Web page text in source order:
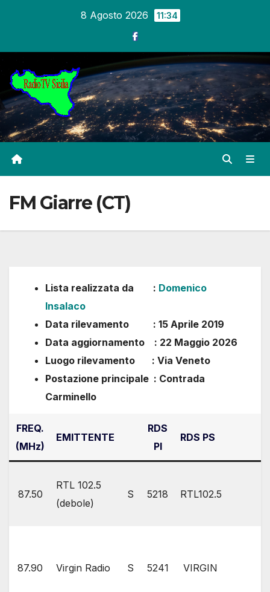
8 Agosto 2026 11:34
FM Giarre (CT)
Lista realizzata da : Domenico
Insalaco
Data rilevamento : 15 Aprile 2019
Data aggiornamento : 22 Maggio 2026
Luogo rilevamento : Via Veneto
Postazione principale : Contrada
Carminello
FREQ.
(MHz)
EMITTENTE
RDS
PI
RDS PS
87.50
RTL 102.5
(debole)
S 5218 RTL102.5
87.90 Virgin Radio S 5241 VIRGIN